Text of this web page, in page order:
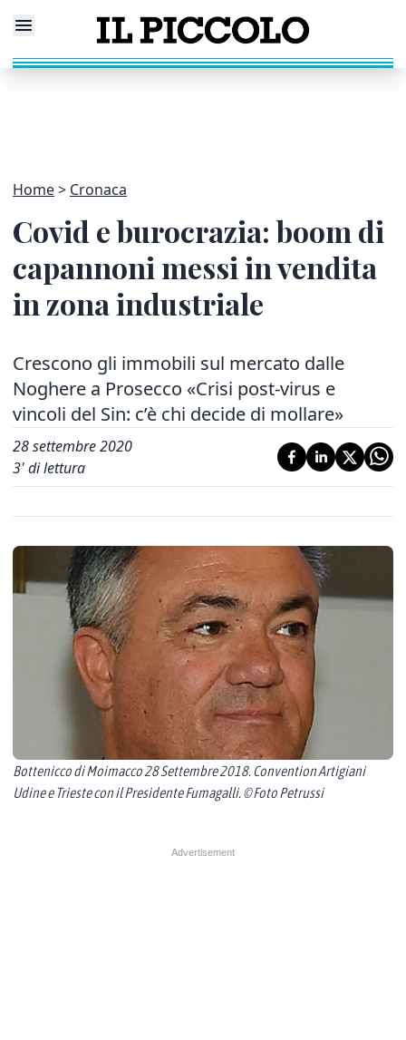
Home Cronaca
Covid e burocrazia: boom di
capannoni messi in vendita
in zona industriale
Crescono gli immobili sul mercato dalle
Noghere a Prosecco «Crisi post-virus e
vincoli del Sin: c’è chi decide di mollare»
28 settembre 2020
3' di lettura
Bottenicco di Moimacco 28 Settembre 2018. Convention Artigiani
Udine e Trieste con il Presidente Fumagalli. © Foto Petrussi